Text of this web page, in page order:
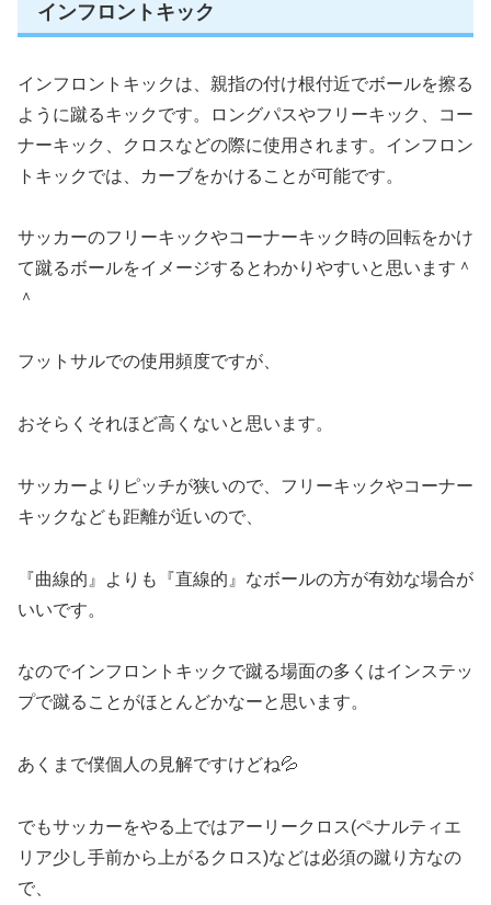
インフロントキック
インフロントキックは、親指の付け根付近でボールを擦る
ように蹴るキックです。ロングパスやフリーキック、コー
ナーキック、クロスなどの際に使用されます。インフロン
トキックでは、カーブをかけることが可能です。
サッカーのフリーキックやコーナーキック時の回転をかけ
て蹴るボールをイメージするとわかりやすいと思います＾
＾
フットサルでの使用頻度ですが、
おそらくそれほど高くないと思います。
サッカーよりピッチが狭いので、フリーキックやコーナー
キックなども距離が近いので、
『曲線的』よりも『直線的』なボールの方が有効な場合が
いいです。
なのでインフロントキックで蹴る場面の多くはインステッ
プで蹴ることがほとんどかなーと思います。
あくまで僕個人の見解ですけどね💦
でもサッカーをやる上ではアーリークロス(ペナルティエ
リア少し手前から上がるクロス)などは必須の蹴り方なの
で、